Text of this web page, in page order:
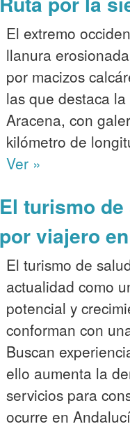
El turismo
por viajero
El turismo de
actualidad como
potencial y
conforman con
ello aumenta la
servicios para
ocurre en
Ver »
Ecolujo y
Bobadilla
El 'Barceló La
'Spanish eco-
de un lado el lujo